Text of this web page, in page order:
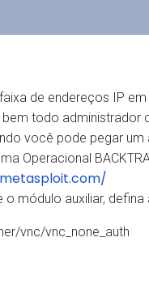
de endereços IP
todo administrador
você pode pegar um
Operacional
módulo auxiliar,
vnc/vnc_none_auth